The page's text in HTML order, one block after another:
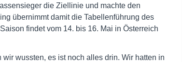
die Ziellinie und machte den
übernimmt damit die Tabellenführung des
findet vom 14. bis 16. Mai in Österreich
wussten, es ist noch alles drin. Wir hatten in